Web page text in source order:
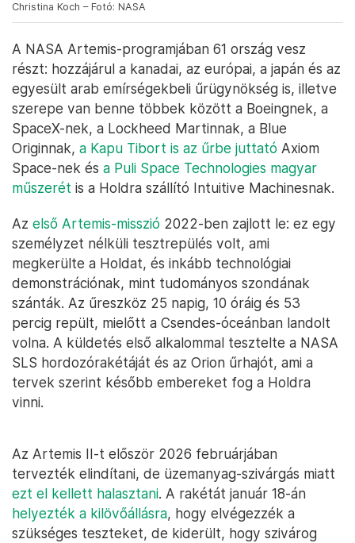
Christina Koch – Fotó: NASA
A NASA Artemis-programjában 61 ország vesz
részt: hozzájárul a kanadai, az európai, a japán és az
egyesült arab emírségekbeli űrügynökség is, illetve
szerepe van benne többek között a Boeingnek, a
SpaceX-nek, a Lockheed Martinnak, a Blue
Originnak, a Kapu Tibort is az űrbe juttató Axiom
Space-nek és a Puli Space Technologies magyar
műszerét is a Holdra szállító Intuitive Machinesnak.
Az első Artemis-misszió 2022-ben zajlott le: ez egy
személyzet nélküli tesztrepülés volt, ami
megkerülte a Holdat, és inkább technológiai
demonstrációnak, mint tudományos szondának
szánták. Az űreszköz 25 napig, 10 óráig és 53
percig repült, mielőtt a Csendes-óceánban landolt
volna. A küldetés első alkalommal tesztelte a NASA
SLS hordozórakétáját és az Orion űrhajót, ami a
tervek szerint később embereket fog a Holdra
vinni.
Az Artemis II-t először 2026 februárjában
tervezték elindítani, de üzemanyag-szivárgás miatt
ezt el kellett halasztani. A rakétát január 18-án
helyezték a kilövőállásra, hogy elvégezzék a
szükséges teszteket, de kiderült, hogy szivárog